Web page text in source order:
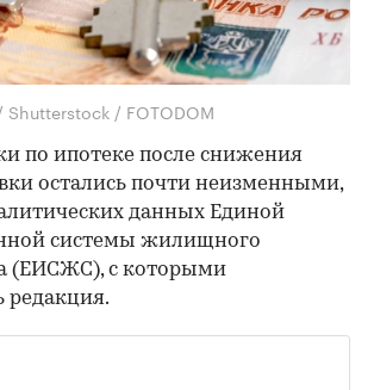
/ FOTODOM
по ипотеке после снижения
остались почти неизменными,
данных Единой
системы жилищного
(ЕИСЖС), с которыми
редакция.